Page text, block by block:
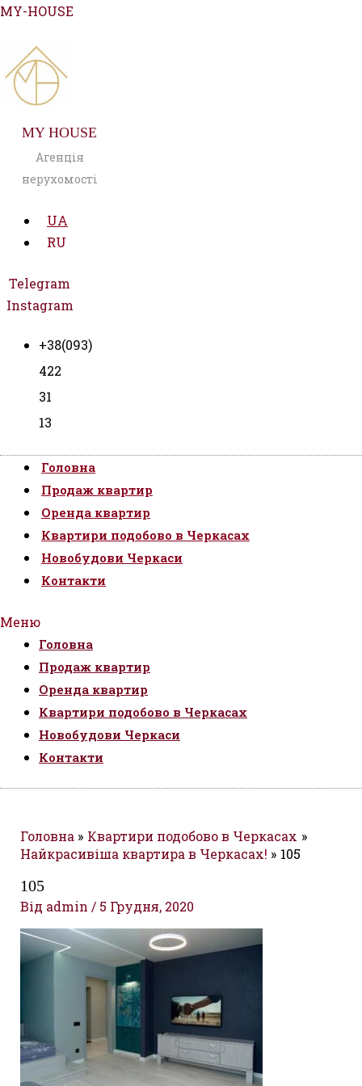
Перейти
вмісту
MY-HOUSE
MY HOUSE
Агенція
нерухомості
UA
RU
Telegram
Instagram
+38(093)
422
31
13
Головна
Продаж квартир
Оренда квартир
Квартири подобово в Черкасах
Новобудови Черкаси
Контакти
Меню
Головна
Продаж квартир
Оренда квартир
Квартири подобово в Черкасах
Новобудови Черкаси
Контакти
Головна
Квартири подобово в Черкасах
Найкрасивіша квартира в Черкасах!
105
105
Від admin / 5 Грудня, 2020